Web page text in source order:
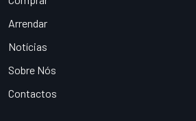
Arrendar
Notícias
Sobre Nós
Contactos